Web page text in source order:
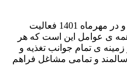
مگ فود در آذر ماه 1400 ایجاد شده و در مهرماه 1401 فعالیت
ی عوامل این است که هر
ی تمام جوانب تغذیه و
و تمامی مشاغل فراهم